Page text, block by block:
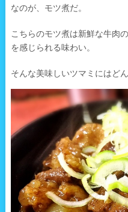
なのが、モツ煮だ。
こちらのモツ煮は新鮮な牛肉
を感じられる味わい。
そんな美味しいツマミにはど